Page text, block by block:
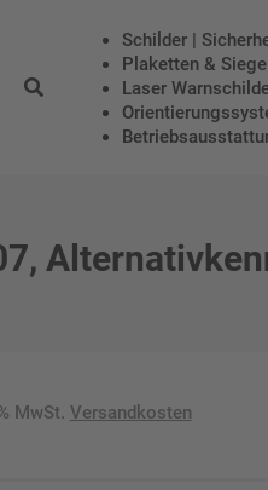
Schilder |
Plaketten & Siegel
Laser
MwSt. Versandkosten